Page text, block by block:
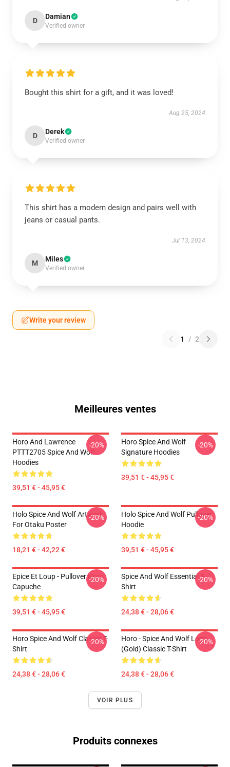
D Damian
Verified owner
Bought this shirt for a gift, and it was loved!
Aug 25, 2024
D Derek
Verified owner
This shirt has a modern design and pairs well with
jeans or casual pants.
Jul 13, 2024
M Miles
Verified owner
Write your review
1 / 2
Meilleures ventes
Horo And Lawrence
PTTT2705 Spice And Wolf
Hoodies
39,51 € - 45,95 €
-20%
Horo Spice And Wolf
Signature Hoodies
39,51 € - 45,95 €
-20%
Holo Spice And Wolf Artwork
For Otaku Poster
18,21 € - 42,22 €
-20%
Holo Spice And Wolf Pullover
Hoodie
39,51 € - 45,95 €
-20%
Epice Et Loup - Pullover Horo
Capuche
39,51 € - 45,95 €
-20%
Spice And Wolf Essential T-
Shirt
24,38 € - 28,06 €
-20%
Horo Spice And Wolf Classic T-
Shirt
24,38 € - 28,06 €
-20%
Horo - Spice And Wolf Logo
(Gold) Classic T-Shirt
24,38 € - 28,06 €
-20%
VOIR PLUS
Produits connexes